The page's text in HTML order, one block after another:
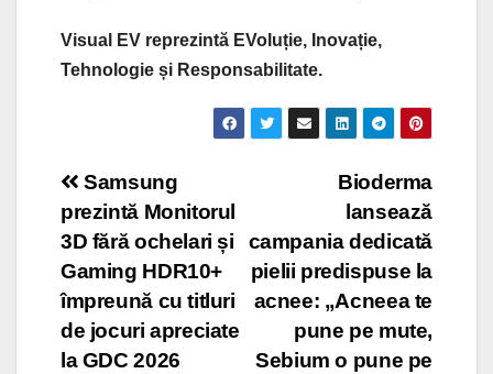
Visual EV reprezintă EVoluție, Inovație,
Tehnologie și Responsabilitate.
Post
navigation
Bioderma
lansează
campania dedicată
pielii predispuse la
acnee: „Acneea te
pune pe mute,
Sebium o pune pe
Samsung
prezintă Monitorul
3D fără ochelari și
Gaming HDR10+
împreună cu titluri
de jocuri apreciate
la GDC 2026